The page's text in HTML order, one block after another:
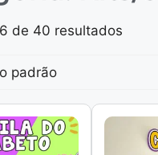
de 40 resultados